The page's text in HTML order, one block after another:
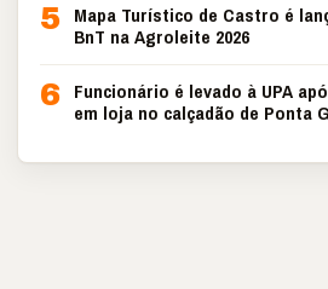
5 Mapa Turístico de Castro é
BnT na Agroleite 2026
6 Funcionário é levado à UPA
em loja no calçadão de Ponta